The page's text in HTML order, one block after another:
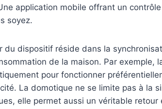
application mobile offrant un
soyez.
du dispositif réside dans la
de la maison. Par exemple,
pour fonctionner
La domotique ne se limite pas à la
elle permet aussi un véritable